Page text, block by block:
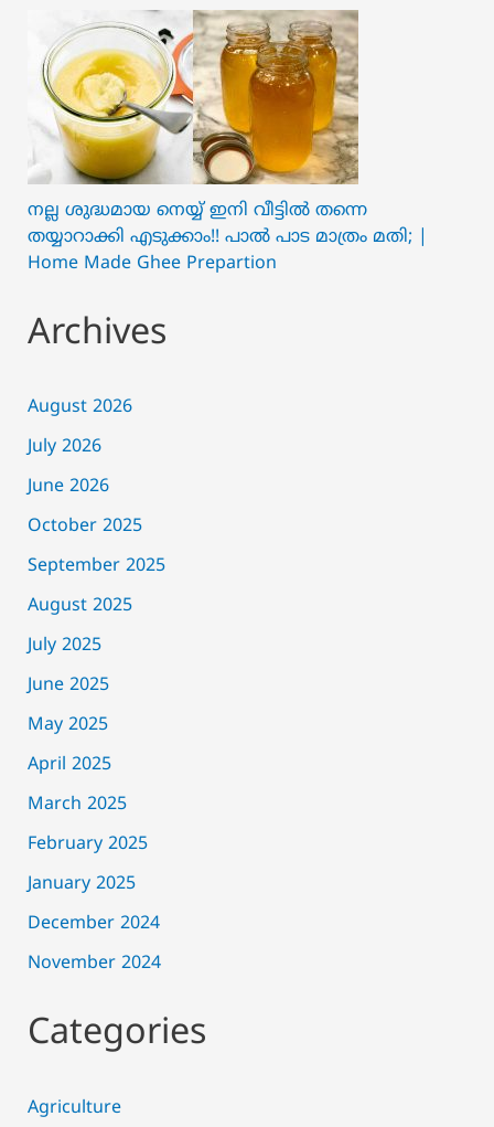
നല്ല ശുദ്ധമായ നെയ്യ് ഇനി വീട്ടിൽ തന്നെ
തയ്യാറാക്കി എടുക്കാം!! പാൽ പാട മാത്രം മതി; |
Home Made Ghee Prepartion
Archives
August 2026
July 2026
June 2026
October 2025
September 2025
August 2025
July 2025
June 2025
May 2025
April 2025
March 2025
February 2025
January 2025
December 2024
November 2024
Categories
Agriculture